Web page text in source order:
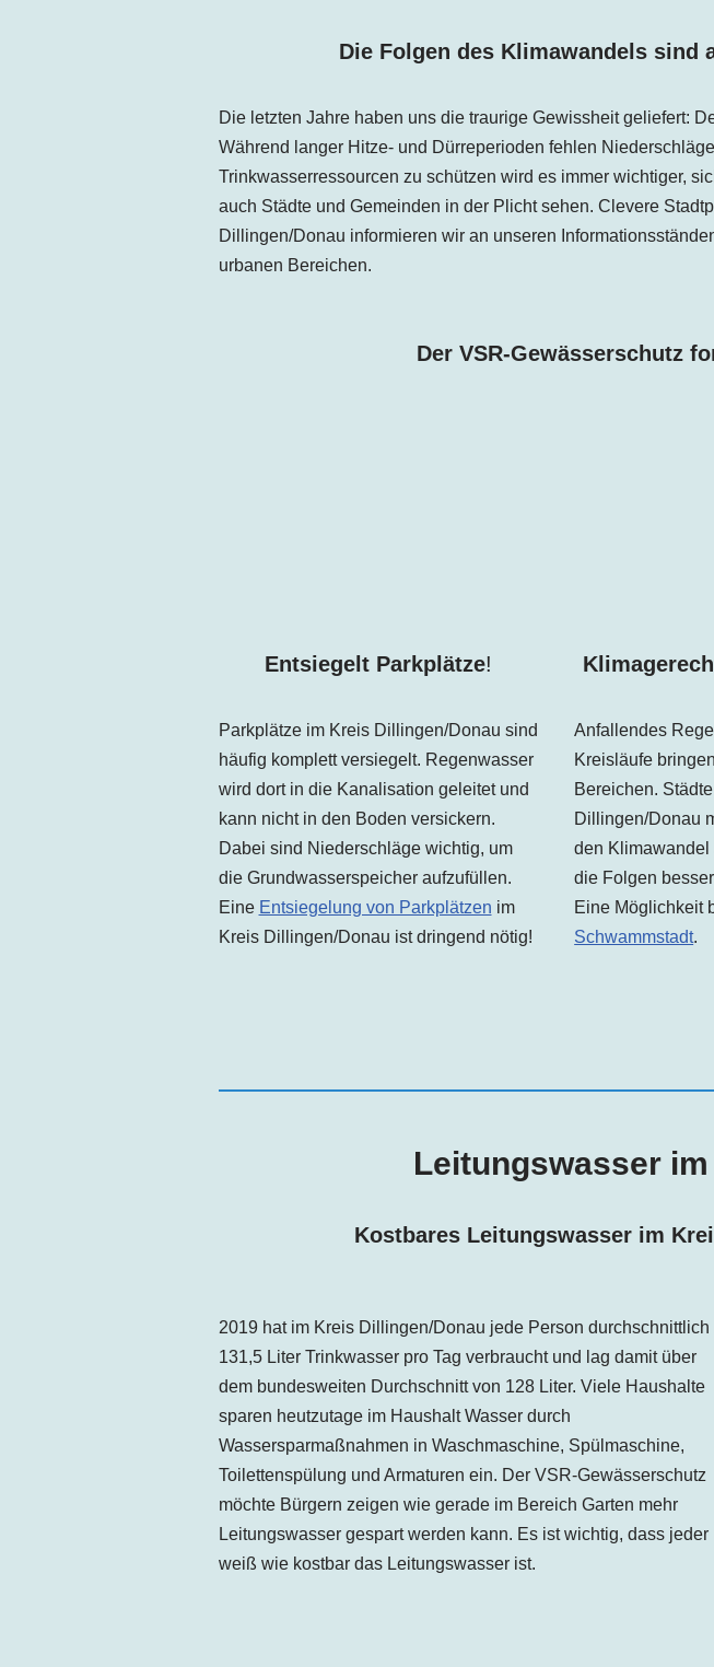
Die Folgen des Klimawandels sind
Die letzten Jahre haben uns die traurige Gewissheit geliefert:
Während langer Hitze- und Dürreperioden fehlen
Trinkwasserressourcen zu schützen wird es immer wichtiger,
auch Städte und Gemeinden in der Plicht sehen. Clevere
Dillingen/Donau informieren wir an unseren
urbanen Bereichen.
Der VSR-Gewässerschutz
Entsiegelt Parkplätze!
Parkplätze im Kreis Dillingen/Donau sind
häufig komplett versiegelt. Regenwasser
wird dort in die Kanalisation geleitet und
kann nicht in den Boden versickern.
Dabei sind Niederschläge wichtig, um
die Grundwasserspeicher aufzufüllen.
Eine Entsiegelung von Parkplätzen im
Kreis Dillingen/Donau ist dringend nötig!
Anfallendes
Kreisläufe
Bereichen.
Dillingen/Donau
den Klimawandel
die Folgen
Eine Möglichkeit
Schwammstadt.
Leitungswasser
Kostbares Leitungswasser im
2019 hat im Kreis Dillingen/Donau jede Person durchschnittlich
131,5 Liter Trinkwasser pro Tag verbraucht und lag damit über
dem bundesweiten Durchschnitt von 128 Liter. Viele Haushalte
sparen heutzutage im Haushalt Wasser durch
Wassersparmaßnahmen in Waschmaschine, Spülmaschine,
Toilettenspülung und Armaturen ein. Der VSR-Gewässerschutz
möchte Bürgern zeigen wie gerade im Bereich Garten mehr
Leitungswasser gespart werden kann. Es ist wichtig, dass jeder
weiß wie kostbar das Leitungswasser ist.